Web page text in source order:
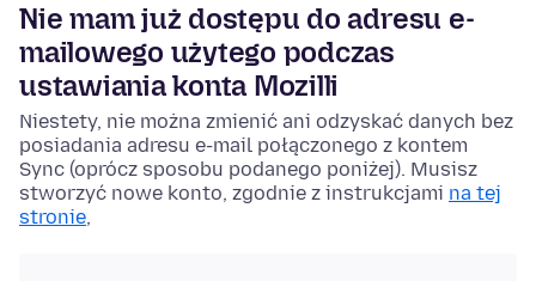
Nie mam już dostępu do adresu e-
mailowego użytego podczas
ustawiania konta Mozilli
Niestety, nie można zmienić ani odzyskać danych bez
posiadania adresu e-mail połączonego z kontem
Sync (oprócz sposobu podanego poniżej). Musisz
stworzyć nowe konto, zgodnie z instrukcjami na tej
stronie,